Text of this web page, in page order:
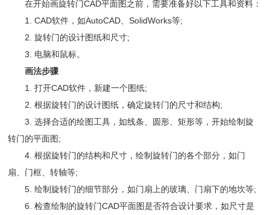
在开始画旋转门CAD平面图之前，需要准备好以下工具和资料：
1. CAD软件，如AutoCAD、SolidWorks等;
2. 旋转门的设计图纸和尺寸;
3. 电脑和鼠标。
画法步骤
1. 打开CAD软件，新建一个图纸;
2. 根据旋转门的设计图纸，确定旋转门的尺寸和结构;
3. 选择合适的绘图工具，如线条、圆形、矩形等，开始绘制旋
转门的平面图;
4. 根据旋转门的结构和尺寸，绘制旋转门的各个部分，如门
扇、门框、转轴等;
5. 绘制旋转门的细节部分，如门扇上的玻璃、门扇下的地坎等;
6. 检查绘制的旋转门CAD平面图是否符合设计要求，如尺寸是